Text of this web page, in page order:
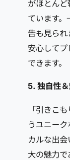
がほとん
ています
告も見られ
安心して
できます。
5. 独自性
「引きこ
うユニー
カルな出
大の魅力で